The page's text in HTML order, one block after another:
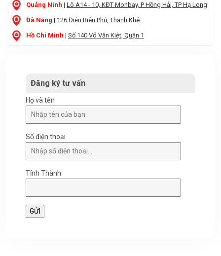
Quảng Ninh | Lô A14 - 10, KĐT Monbay, P Hồng Hải, TP Hạ Long
Đà Nẵng | 126 Điện Biên Phủ, Thanh Khê
Hồ Chí Minh | Số 140 Võ Văn Kiệt, Quận 1
Đăng ký tư vấn
Họ và tên
Số điện thoại
Tỉnh Thành